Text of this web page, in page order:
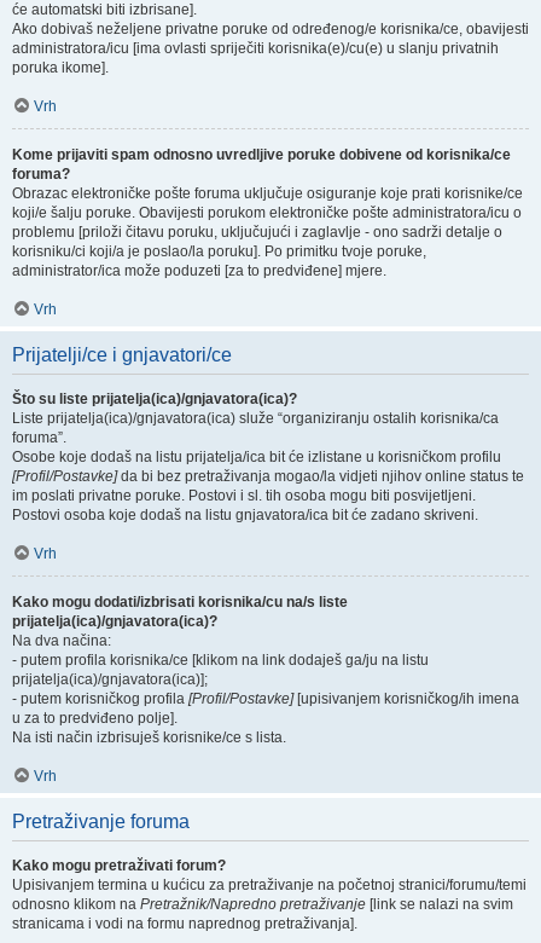
će automatski biti izbrisane].
Ako dobivaš neželjene privatne poruke od određenog/e korisnika/ce, obavijesti
administratora/icu [ima ovlasti spriječiti korisnika(e)/cu(e) u slanju privatnih
poruka ikome].
Vrh
Kome prijaviti spam odnosno uvredljive poruke dobivene od korisnika/ce
foruma?
Obrazac elektroničke pošte foruma uključuje osiguranje koje prati korisnike/ce
koji/e šalju poruke. Obavijesti porukom elektroničke pošte administratora/icu o
problemu [priloži čitavu poruku, uključujući i zaglavlje - ono sadrži detalje o
korisniku/ci koji/a je poslao/la poruku]. Po primitku tvoje poruke,
administrator/ica može poduzeti [za to predviđene] mjere.
Vrh
Prijatelji/ce i gnjavatori/ce
Što su liste prijatelja(ica)/gnjavatora(ica)?
Liste prijatelja(ica)/gnjavatora(ica) služe “organiziranju ostalih korisnika/ca
foruma”.
Osobe koje dodaš na listu prijatelja/ica bit će izlistane u korisničkom profilu
[Profil/Postavke]da bi bez pretraživanja mogao/la vidjeti njihov online status te
im poslati privatne poruke. Postovi i sl. tih osoba mogu biti posvijetljeni.
Postovi osoba koje dodaš na listu gnjavatora/ica bit će zadano skriveni.
Vrh
Kako mogu dodati/izbrisati korisnika/cu na/s liste
prijatelja(ica)/gnjavatora(ica)?
Na dva načina:
- putem profila korisnika/ce [klikom na link dodaješ ga/ju na listu
prijatelja(ica)/gnjavatora(ica)];
- putem korisničkog profila [Profil/Postavke][upisivanjem korisničkog/ih imena
u za to predviđeno polje].
Na isti način izbrisuješ korisnike/ce s lista.
Vrh
Pretraživanje foruma
Kako mogu pretraživati forum?
Upisivanjem termina u kućicu za pretraživanje na početnoj stranici/forumu/temi
odnosno klikom na Pretražnik/Napredno pretraživanje [link se nalazi na svim
stranicama i vodi na formu naprednog pretraživanja].